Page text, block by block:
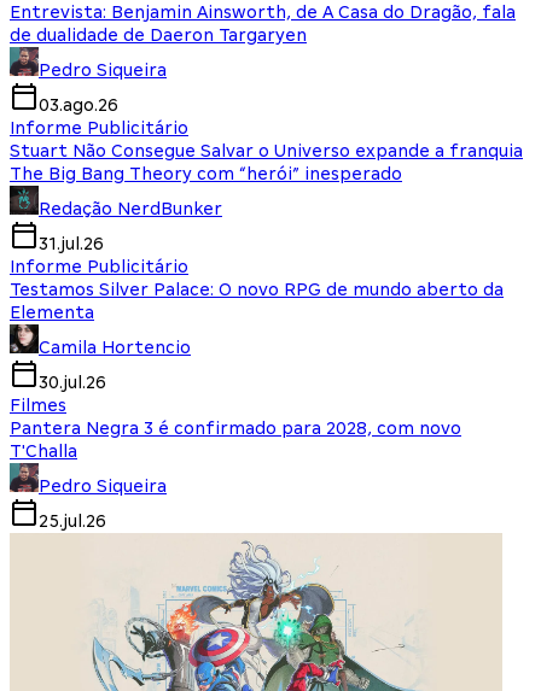
Entrevista: Benjamin Ainsworth, de A Casa do Dragão, fala
de dualidade de Daeron Targaryen
Pedro Siqueira
03.ago.26
Informe Publicitário
Stuart Não Consegue Salvar o Universo expande a franquia
The Big Bang Theory com “herói” inesperado
Redação NerdBunker
31.jul.26
Informe Publicitário
Testamos Silver Palace: O novo RPG de mundo aberto da
Elementa
Camila Hortencio
30.jul.26
Filmes
Pantera Negra 3 é confirmado para 2028, com novo
T'Challa
Pedro Siqueira
25.jul.26